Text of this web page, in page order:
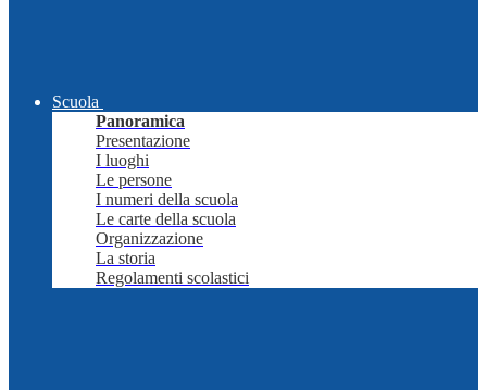
Scuola
Panoramica
Presentazione
I luoghi
Le persone
I numeri della scuola
Le carte della scuola
Organizzazione
La storia
Regolamenti scolastici